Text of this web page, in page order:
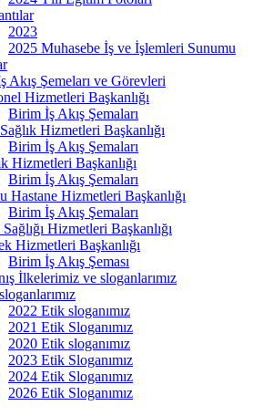
2023
2025 Muhasebe İş ve İşlemleri Sunumu
Akış Şemeları ve Görevleri
Hizmetleri Başkanlığı
Birim İş Akış Şemaları
Hizmetleri Başkanlığı
Birim İş Akış Şemaları
Hizmetleri Başkanlığı
Birim İş Akış Şemaları
Hastane Hizmetleri Başkanlığı
Birim İş Akış Şemaları
Hizmetleri Başkanlığı
Hizmetleri Başkanlığı
Birim İş Akış Şeması
İlkelerimiz ve sloganlarımız
2022 Etik sloganımız
2021 Etik Sloganımız
2020 Etik sloganımız
2023 Etik Sloganımız
2024 Etik Sloganımız
2026 Etik Sloganımız